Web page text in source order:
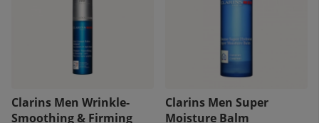
Clarins Men Wrinkle-
Smoothing & Firming
Clarins Men Super
Moisture Balm